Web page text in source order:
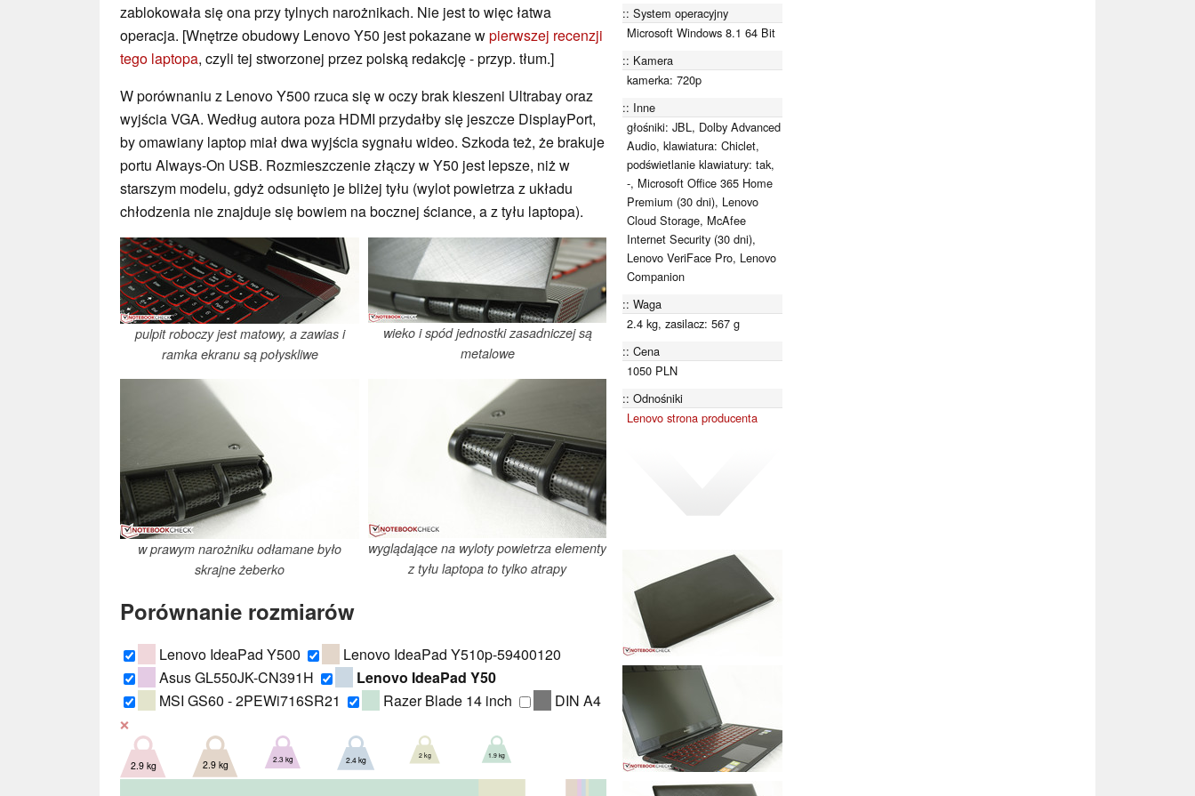
zablokowała się ona przy tylnych narożnikach. Nie jest to więc łatwa
operacja. [Wnętrze obudowy Lenovo Y50 jest pokazane wpierwszej recenzji
tego laptopa, czyli tej stworzonej przez polską redakcję - przyp. tłum.]
W porównaniu z Lenovo Y500 rzuca się w oczy brak kieszeni Ultrabay oraz
wyjścia VGA. Według autora poza HDMI przydałby się jeszcze DisplayPort,
by omawiany laptop miał dwa wyjścia sygnału wideo. Szkoda też, że brakuje
portu Always-On USB. Rozmieszczenie złączy w Y50 jest lepsze, niż w
starszym modelu, gdyż odsunięto je bliżej tyłu (wylot powietrza z układu
chłodzenia nie znajduje się bowiem na bocznej ściance, a z tyłu laptopa).
pulpit roboczy jest matowy, a zawias i
ramka ekranu są połyskliwe
wieko i spód jednostki zasadniczej są
metalowe
w prawym narożniku odłamane było
skrajne żeberko
wyglądające na wyloty powietrza elementy
z tyłu laptopa to tylko atrapy
Porównanie rozmiarów
Lenovo IdeaPad Y500
Lenovo IdeaPad Y510p-59400120
Asus GL550JK-CN391H
Lenovo IdeaPad Y50
MSI GS60 - 2PEWi716SR21
Razer Blade 14 inch DIN A4
❌
2.9 kg 2.9 kg 2.3 kg 2.4 kg 2 kg 1.9 kg
System operacyjny
Microsoft Windows 8.1 64 Bit
Kamera
kamerka: 720p
Inne
głośniki: JBL, Dolby Advanced
Audio, klawiatura: Chiclet,
podświetlanie klawiatury: tak,
-, Microsoft Office 365 Home
Premium (30 dni), Lenovo
Cloud Storage, McAfee
Internet Security (30 dni),
Lenovo VeriFace Pro, Lenovo
Companion
Waga
2.4 kg, zasilacz: 567 g
Cena
1050 PLN
Odnośniki
Lenovo strona producenta